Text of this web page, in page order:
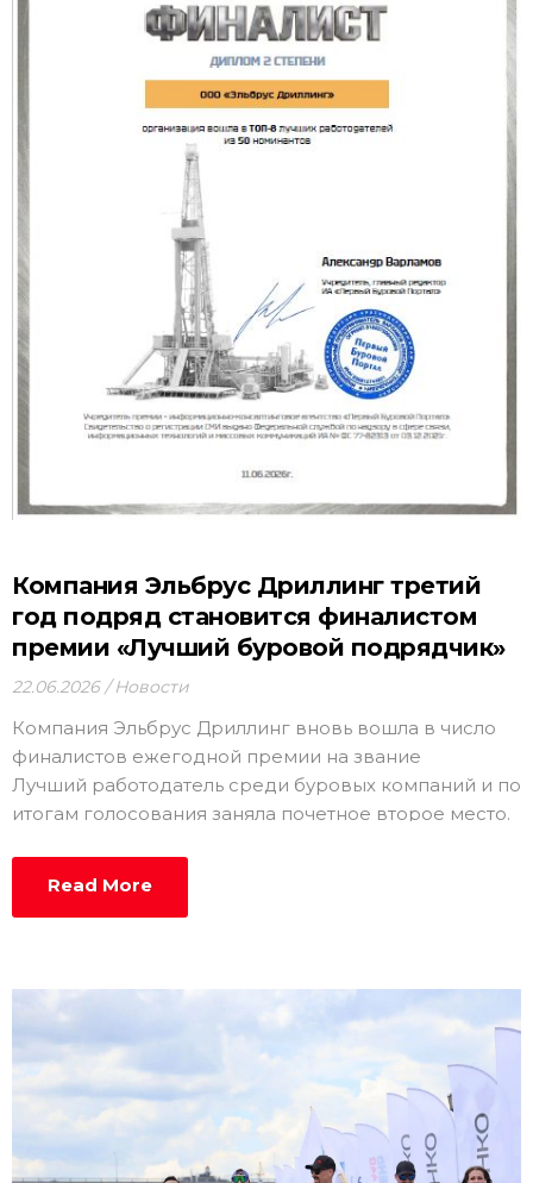
Компания Эльбрус Дриллинг третий
год подряд становится финалистом
премии «Лучший буровой подрядчик»
22.06.2026 Новости
Компания Эльбрус Дриллинг вновь вошла в число
финалистов ежегодной премии на звание
Лучший работодатель среди буровых компаний и по
итогам голосования заняла почетное второе место.
Read More